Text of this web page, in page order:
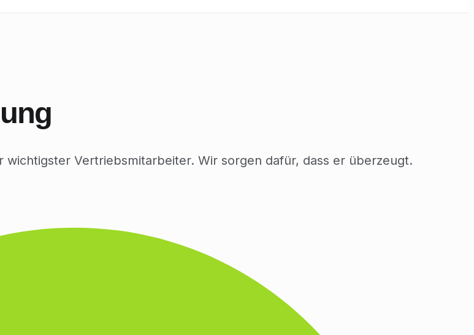
wichtigster Vertriebsmitarbeiter. Wir sorgen dafür, dass er überzeugt.